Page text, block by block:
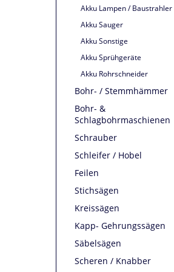
Akku Lampen / Baustrahler
Akku Sauger
Akku Sonstige
Akku Sprühgeräte
Akku Rohrschneider
Bohr- / Stemmhämmer
Bohr- &
Schlagbohrmaschienen
Schrauber
Schleifer / Hobel
Feilen
Stichsägen
Kreissägen
Kapp- Gehrungssägen
Säbelsägen
Scheren / Knabber